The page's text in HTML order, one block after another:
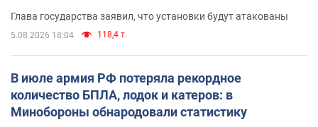
Глава государства заявил, что установки будут атакованы
5.08.2026 18:04 118,4 т.
В июле армия РФ потеряла рекордное
количество БПЛА, лодок и катеров: в
Минобороны обнародовали статистику